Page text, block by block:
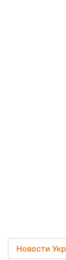
Новости